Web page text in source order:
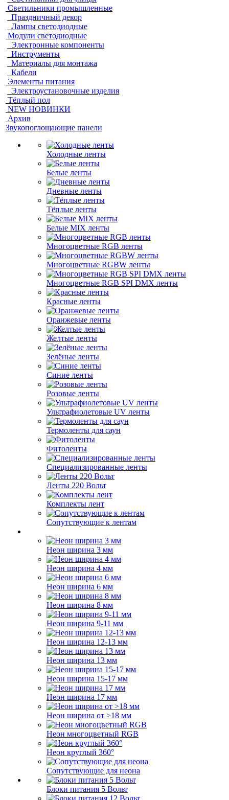
Светильники промышленные
Праздничный декор
Лампы светодиодные
Модули светодиодные
Электронные компоненты
Инструменты
Материалы для монтажа
Кабели
Элементы питания
Электроустановочные изделия
Тёплый пол
NEW НОВИНКИ
Архив
Звукопоглощающие панели
Холодные ленты
Белые ленты
Дневные ленты
Тёплые ленты
Белые MIX ленты
Многоцветные RGB ленты
Многоцветные RGBW ленты
Многоцветные RGB SPI DMX ленты
Красные ленты
Оранжевые ленты
Желтые ленты
Зелёные ленты
Синие ленты
Розовые ленты
Ультрафиолетовые UV ленты
Термоленты для саун
Фитоленты
Специализированные ленты
Ленты 220 Вольт
Комплекты лент
Сопутствующие к лентам
Неон ширина 3 мм
Неон ширина 4 мм
Неон ширина 6 мм
Неон ширина 8 мм
Неон ширина 9-11 мм
Неон ширина 12-13 мм
Неон ширина 13 мм
Неон ширина 15-17 мм
Неон ширина 17 мм
Неон ширина от >18 мм
Неон многоцветный RGB
Неон круглый 360°
Сопутствующие для неона
Блоки питания 5 Вольт